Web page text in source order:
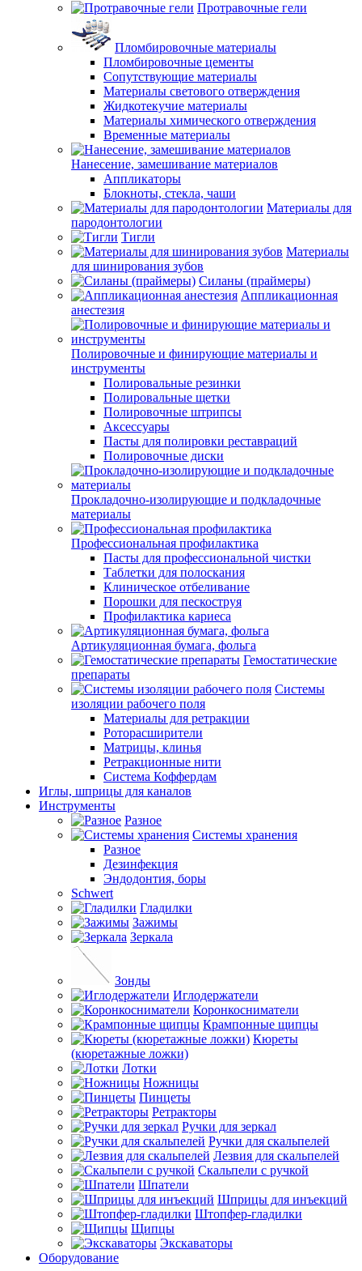
Протравочные гели
Пломбировочные материалы
Пломбировочные цементы
Сопутствующие материалы
Материалы светового отверждения
Жидкотекучие материалы
Материалы химического отверждения
Временные материалы
Нанесение, замешивание материалов
Аппликаторы
Блокноты, стекла, чаши
Материалы для
пародонтологии
Тигли
Материалы
для шинирования зубов
Силаны (праймеры)
Аппликационная
анестезия
Полировочные и финирующие материалы и
инструменты
Полировальные резинки
Полировальные щетки
Полировочные штрипсы
Аксессуары
Пасты для полировки реставраций
Полировочные диски
Прокладочно-изолирующие и подкладочные
материалы
Профессиональная профилактика
Пасты для профессиональной чистки
Таблетки для полоскания
Клиническое отбеливание
Порошки для пескоструя
Профилактика кариеса
Артикуляционная бумага, фольга
Гемостатические
препараты
Системы
изоляции рабочего поля
Материалы для ретракции
Роторасширители
Матрицы, клинья
Ретракционные нити
Система Коффердам
Иглы, шприцы для каналов
Инструменты
Разное
Системы хранения
Разное
Дезинфекция
Эндодонтия, боры
Schwert
Гладилки
Зажимы
Зеркала
Зонды
Иглодержатели
Коронкосниматели
Крампонные щипцы
Кюреты
(кюретажные ложки)
Лотки
Ножницы
Пинцеты
Ретракторы
Ручки для зеркал
Ручки для скальпелей
Лезвия для скальпелей
Скальпели с ручкой
Шпатели
Шприцы для инъекций
Штопфер-гладилки
Щипцы
Экскаваторы
Оборудование